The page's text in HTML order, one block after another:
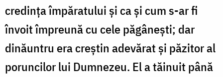
credința împăratului și ca și cum s-ar fi
învoit împreună cu cele păgânești; dar
dinăuntru era creștin adevărat și păzitor al
poruncilor lui Dumnezeu. El a tăinuit până